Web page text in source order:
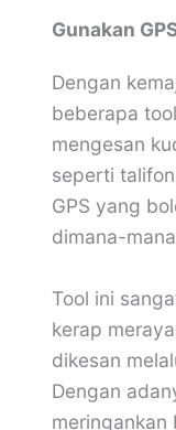
Gunakan
Dengan
beberapa
mengesan
seperti
GPS yang
dimana-
Tool ini
kerap
dikesan
Dengan
meringankan